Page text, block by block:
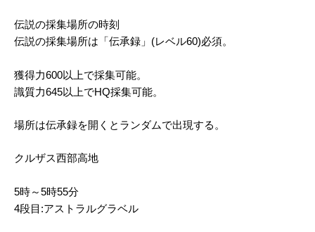
伝説の採集場所の時刻
伝説の採集場所は「伝承録」(レベル60)必須。
獲得力600以上で採集可能。
識質力645以上でHQ採集可能。
場所は伝承録を開くとランダムで出現する。
クルザス西部高地
5時～5時55分
4段目:アストラルグラベル